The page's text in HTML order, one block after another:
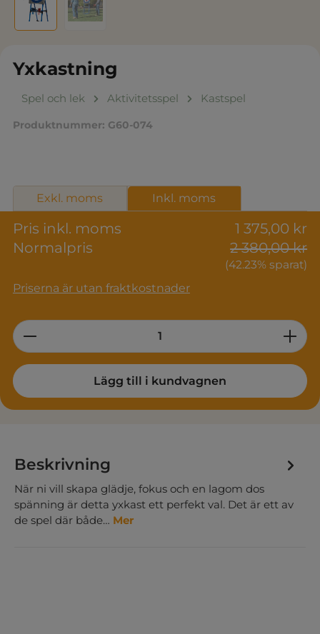
Yxkastning
Spel och lek Aktivitetsspel Kastspel
Produktnummer: G60-074
Pris inkl. moms
1 375,00 kr
Normalpris
2 380,00 kr
(42.23% sparat)
Priserna är utan fraktkostnader
Exkl. moms Inkl. moms
Product Quantity: Enter the desired
Lägg till i kundvagnen
Beskrivning
När ni vill skapa glädje, fokus och en lagom dos
spänning är detta yxkast ett perfekt val. Det är ett av
de spel där både… Mer